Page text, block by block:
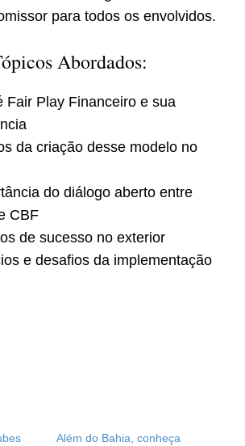
para todos os envolvidos.
Abordados:
Fair Play Financeiro e sua
da criação desse modelo no
do diálogo aberto entre
CBF
de sucesso no exterior
e desafios da implementação
Além do Bahia, conheça